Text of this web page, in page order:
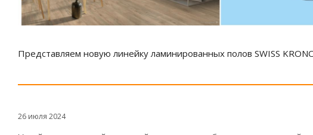
Представляем новую линейку ламинированных полов SWISS
26 июля 2024